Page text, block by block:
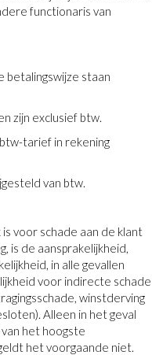
functionaris van
betalingswijze staan
zijn exclusief btw.
tarief in rekening
van btw.
voor schade aan de klant
is de aansprakelijkheid,
in alle gevallen
voor indirecte schade
winstderving
Alleen in het geval
het hoogste
het voorgaande niet.